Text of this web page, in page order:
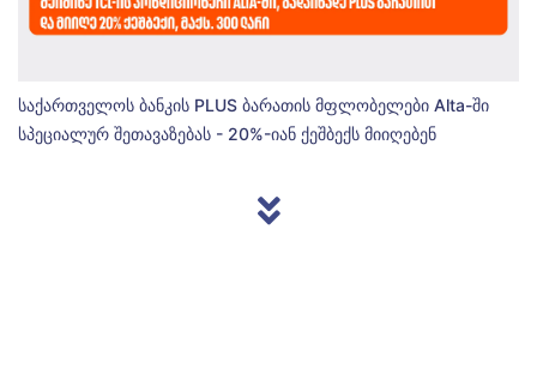
საქართველოს ბანკის PLUS ბარათის მფლობელები Alta-ში
სპეციალურ შეთავაზებას - 20%-იან ქეშბექს მიიღებენ